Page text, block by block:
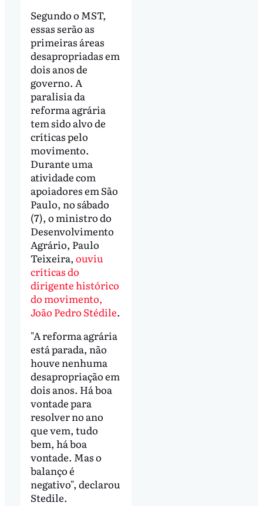
Segundo o MST,
essas serão as
primeiras áreas
desapropriadas em
dois anos de
governo. A
paralisia da
reforma agrária
tem sido alvo de
críticas pelo
movimento.
Durante uma
atividade com
apoiadores em São
Paulo, no sábado
(7), o ministro do
Desenvolvimento
Agrário, Paulo
Teixeira, ouviu
críticas do
dirigente histórico
do movimento,
João Pedro Stédile.
"A reforma agrária
está parada, não
houve nenhuma
desapropriação em
dois anos. Há boa
vontade para
resolver no ano
que vem, tudo
bem, há boa
vontade. Mas o
balanço é
negativo", declarou
Stedile.